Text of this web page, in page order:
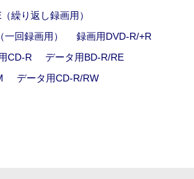
繰り返し録画用）
回録画用）
録画用DVD-R/+R
CD-R
データ用BD-R/RE
データ用CD-R/RW